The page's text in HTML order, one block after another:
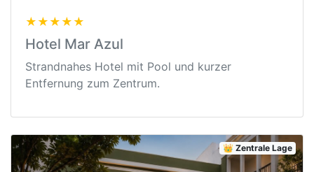
★★★★★
Hotel Mar Azul
Strandnahes Hotel mit Pool und kurzer
Entfernung zum Zentrum.
👑 Zentrale Lage